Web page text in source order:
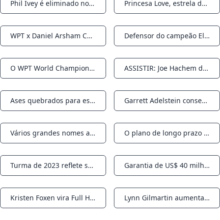
Notifications Phil Ivey é eliminado no dia 1 do $1M WPT Big One for One Drop Notifications Princesa Love, estrela de reality show entre os 45 restantes no WPT World Championship
Notifications WPT x Daniel Arsham Celebrity Invitational apresenta o ator Neil Patrick Harris Notifications Defensor do campeão Eliot Hudon fora; Naj Ajez lidera o Campeonato Mundial do WPT
Notifications O WPT World Championship terá um vencedor repetido? Notifications ASSISTIR: Joe Hachem dobra Kings perto da bolha do WPT World Championship
Notifications Ases quebrados para estourar a bolha no dia 2 do WPT World Championship Notifications Garrett Adelstein consegue outra vitória de seis dígitos no WPT Cash Game
Notifications Vários grandes nomes avançam após o primeiro dia do WPT World Championship Notifications O plano de longo prazo do WPT se concretiza, diz Pliska após a sobreposição do Campeonato Mundial
Notifications Turma de 2023 reflete sobre ingressar no WPT Champions Club Notifications Garantia de US$ 40 milhões ao seu alcance conforme o WPT World Championship se aproxima do dia 1d
Notifications Kristen Foxen vira Full House, mas está empatada no WPT Ladies Cash Game Notifications Lynn Gilmartin aumenta a pilha no Dia 1b do WPT World Championship